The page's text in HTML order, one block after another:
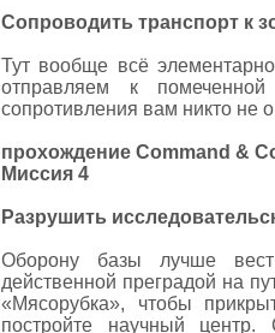
Сопроводить транспорт к
Тут вообще всё
отправляем к
сопротивления вам никто не
прохождение Command &
Миссия 4
Разрушить
Оборону базы лучше
действенной преградой на
«Мясорубка», чтобы
постройте научный